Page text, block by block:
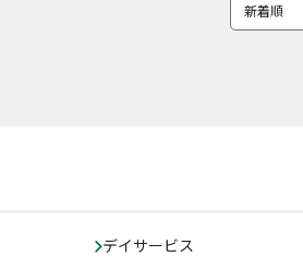
デイサービス